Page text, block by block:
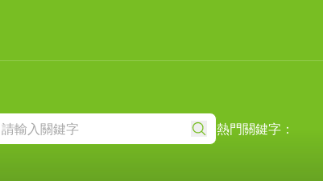
熱門關鍵字：